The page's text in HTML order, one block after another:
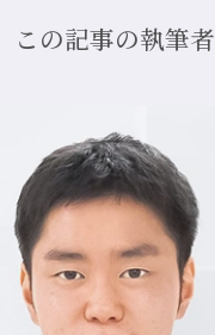
この記事の執筆者